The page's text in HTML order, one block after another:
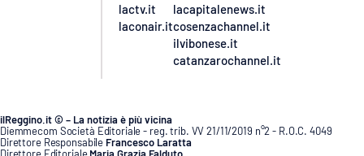
lactv.it
laconair.it
lacapitalenews.it
cosenzachannel.it
ilvibonese.it
catanzarochannel.it
ilReggino.it © – La notizia è più vicina
Diemmecom Società Editoriale - reg. trib. VV 21/11/2019 n°2 - R.O.C. 4049
Direttore Responsabile Francesco Laratta
Direttore Editoriale Maria Grazia Falduto